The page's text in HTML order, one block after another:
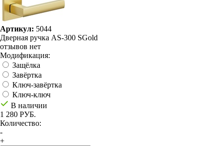
Артикул: 5044
Дверная ручка AS-300 SGold
отзывов нет
Модификация:
Защёлка
Завёртка
Ключ-завёртка
Ключ-ключ
В наличии
1 280 РУБ.
Количество:
-
+